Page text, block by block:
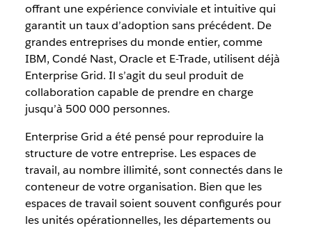
offrant une expérience conviviale et intuitive qui
garantit un taux d’adoption sans précédent. De
grandes entreprises du monde entier, comme
IBM, Condé Nast, Oracle et E-Trade, utilisent déjà
Enterprise Grid. Il s’agit du seul produit de
collaboration capable de prendre en charge
jusqu’à 500 000 personnes.
Enterprise Grid a été pensé pour reproduire la
structure de votre entreprise. Les espaces de
travail, au nombre illimité, sont connectés dans le
conteneur de votre organisation. Bien que les
espaces de travail soient souvent configurés pour
les unités opérationnelles, les départements ou